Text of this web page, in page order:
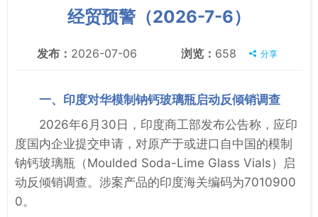
经贸预警（2026-7-6）
发布： 2026-07-06 浏览： 658 分享
一、印度对华模制钠钙玻璃瓶启动反倾销调查
2026年6月30日，印度商工部发布公告称，应印
度国内企业提交申请，对原产于或进口自中国的模制
钠钙玻璃瓶‌（Moulded Soda-Lime Glass Vials）启
动反倾销调查。涉案产品的印度海关编码为7010900
0。